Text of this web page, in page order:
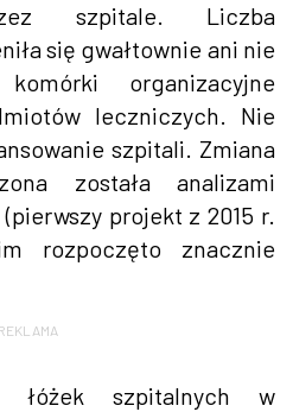
szpitale. Liczba
się gwałtownie ani nie
organizacyjne
leczniczych. Nie
szpitali. Zmiana
została analizami
projekt z 2015 r.
rozpoczęto znacznie
łóżek szpitalnych w